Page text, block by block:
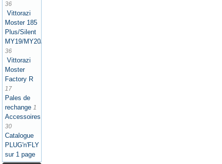
36
Vittorazi
Moster 185
Plus/Silent
MY19/MY20/MY21/MY22/MY25
36
Vittorazi
Moster
Factory R
17
Pales de
rechange 1
Accessoires
30
Catalogue
PLUG'n'FLY
sur 1 page